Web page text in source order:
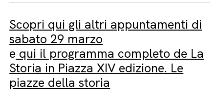
Scopri qui gli altri appuntamenti di
sabato 29 marzo
e qui il programma completo de La
Storia in Piazza XIV edizione. Le
piazze della storia